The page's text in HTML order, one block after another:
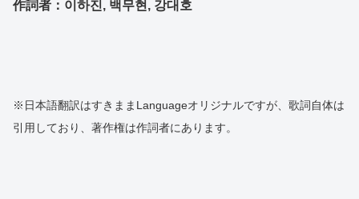
作詞者：이하진, 백무현, 강대호
※日本語翻訳はすきままLanguageオリジナルですが、歌詞自体は
引用しており、著作権は作詞者にあります。